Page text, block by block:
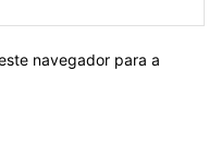
navegador para a